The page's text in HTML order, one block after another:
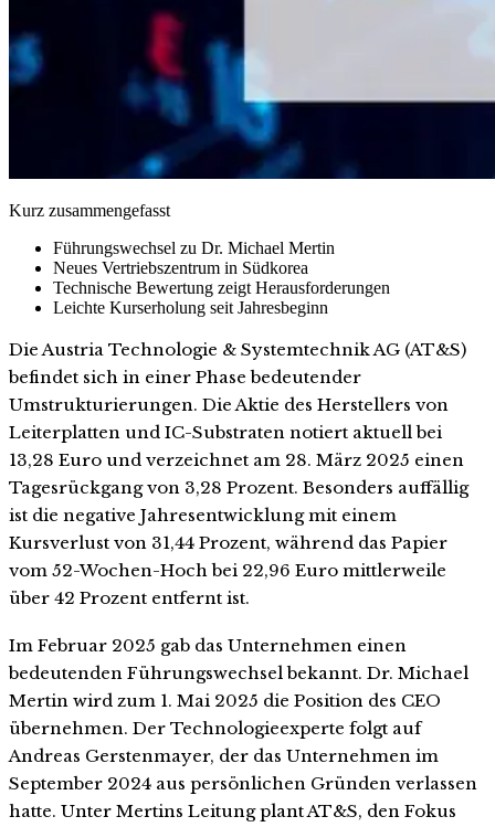
Kurz zusammengefasst
Führungswechsel zu Dr. Michael Mertin
Neues Vertriebszentrum in Südkorea
Technische Bewertung zeigt Herausforderungen
Leichte Kurserholung seit Jahresbeginn
Die Austria Technologie & Systemtechnik AG (AT&S)
befindet sich in einer Phase bedeutender
Umstrukturierungen. Die Aktie des Herstellers von
Leiterplatten und IC-Substraten notiert aktuell bei
13,28 Euro und verzeichnet am 28. März 2025 einen
Tagesrückgang von 3,28 Prozent. Besonders auffällig
ist die negative Jahresentwicklung mit einem
Kursverlust von 31,44 Prozent, während das Papier
vom 52-Wochen-Hoch bei 22,96 Euro mittlerweile
über 42 Prozent entfernt ist.
Im Februar 2025 gab das Unternehmen einen
bedeutenden Führungswechsel bekannt. Dr. Michael
Mertin wird zum 1. Mai 2025 die Position des CEO
übernehmen. Der Technologieexperte folgt auf
Andreas Gerstenmayer, der das Unternehmen im
September 2024 aus persönlichen Gründen verlassen
hatte. Unter Mertins Leitung plant AT&S, den Fokus